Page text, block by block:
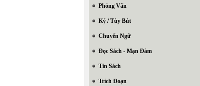
Phỏng Vấn
Ký / Tùy Bút
Chuyển Ngữ
Đọc Sách - Mạn Đàm
Tin Sách
Trích Đoạn